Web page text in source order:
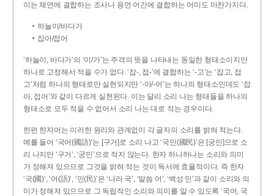
이는 체언에 결합하는 조사나 용언 어간에 결합하는 어미도 마찬가지다.
하늘이/바다가
잡아/접어
‘하늘이, 바다가’의 ‘이/가’는 주격의 뜻을 나타내는 동일한 형태소이지만
하나로 고정해서 적을 수가 없다. ‘잡-, 접-’에 결합하는 ‘-고’는 ‘잡고, 접
고’처럼 하나의 형태로만 실현되지만 ‘-아/-어’는 하나의 형태소인데도 ‘잡
아, 접어’와 같이 다르게 실현된다. 이는 달리 소리 나는 형태들을 하나의
형태소로 모두 적을 수 없어서 소리 나는 대로 적는 경우이다.
한편 한자어는 이러한 원리와 관계없이 각 글자의 소리를 밝혀 적는다.
예를 들어 ‘국어(國語)’는 [구거]로 소리 나고 ‘국민(國民)’은 [궁민]으로 소
리 나지만 ‘구거’, ‘궁민’으로 적지 않는다. 한자 하나하나는 소리와 의미
가 정해져 있으므로 그것을 밝혀 적는 것이 독서에 효율적이다. 즉 한자
‘국(國)’, ‘어(語)’, ‘민(民)’은 ‘나라 국’, ‘말씀 어’, ‘백성 민’과 같이 소리와 의
미가 정해져 있으므로 그 독립적인 소리와 의미를 알 수 있도록 ‘국어, 국